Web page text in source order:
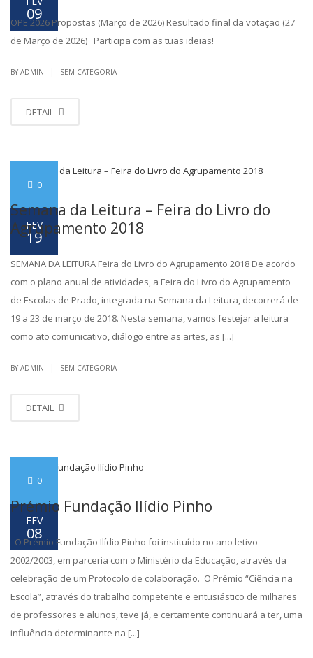
09
OPE 2026 Propostas (Março de 2026) Resultado final da votação (27
de Março de 2026) Participa com as tuas ideias!
BY ADMIN SEM CATEGORIA
DETAIL
0
FEV
19
Semana da Leitura – Feira do Livro do
Agrupamento 2018
SEMANA DA LEITURA Feira do Livro do Agrupamento 2018 De acordo
com o plano anual de atividades, a Feira do Livro do Agrupamento
de Escolas de Prado, integrada na Semana da Leitura, decorrerá de
19 a 23 de março de 2018. Nesta semana, vamos festejar a leitura
como ato comunicativo, diálogo entre as artes, as [...]
BY ADMIN SEM CATEGORIA
DETAIL
0
FEV
08
Prémio Fundação Ilídio Pinho
O Prémio Fundação Ilídio Pinho foi instituído no ano letivo
2002/2003, em parceria com o Ministério da Educação, através da
celebração de um Protocolo de colaboração. O Prémio “Ciência na
Escola”, através do trabalho competente e entusiástico de milhares
de professores e alunos, teve já, e certamente continuará a ter, uma
influência determinante na [...]